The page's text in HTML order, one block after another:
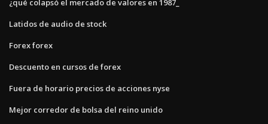
¿qué colapsó el mercado de valores en 1987_
Latidos de audio de stock
Forex forex
Descuento en cursos de forex
Fuera de horario precios de acciones nyse
Mejor corredor de bolsa del reino unido